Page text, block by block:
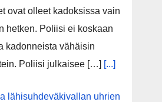
ovat olleet kadoksissa vain
hetken. Poliisi ei koskaan
kadonneista vähäisin
Poliisi julkaisee […] [...]
lähisuhdeväkivallan uhrien